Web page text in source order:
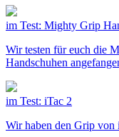
im Test: Mighty Grip
Wir testen für euch die
Handschuhen
im Test: iTac 2
Wir haben den Grip von